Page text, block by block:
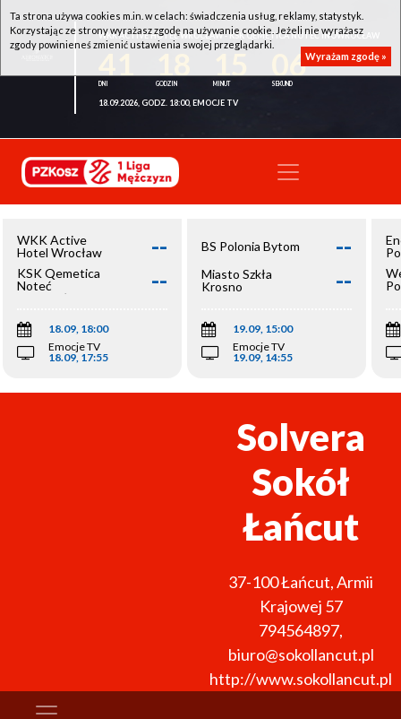
WKK ACTIVE HOTEL WROCŁAW - KSK QEMETICA NOTEĆ INOWROCŁAW
06
18.09.2026, GODZ. 18:00, EMOCJE TV
WKK Active
Hotel Wrocław
--
KSK Qemetica
Noteć
Inowrocław
--
18.09, 18:00
Emocje TV
18.09, 17:55
BS Polonia Bytom --
Miasto Szkła
Krosno
--
19.09, 15:00
Emocje TV
19.09, 14:55
Solvera
Sokół
Łańcut
37-100Łańcut,Armii
Krajowej 57
794564897,
biuro@sokollancut.pl
http://www.sokollancut.pl
Ta strona używa cookies m.in. w celach: świadczenia usług, reklamy, statystyk.
Korzystając ze strony wyrażasz zgodę na używanie cookie. Jeżeli nie wyrażasz
zgody powinieneś zmienić ustawienia swojej przeglądarki.
Wyrażam zgodę »